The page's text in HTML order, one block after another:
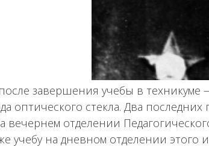
завершения учебы в техникуме
оптического стекла. Два последних
вечернем отделении
учебу на дневном отделении этого